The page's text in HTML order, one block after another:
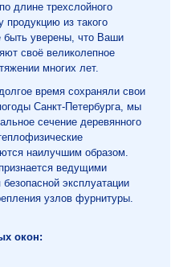
длине трехслойного
продукцию из такого
быть уверены, что Ваши
своё великолепное
многих лет.
время сохраняли свои
Санкт-Петербурга, мы
сечение деревянного
наилучшим образом.
ведущими
эксплуатации
узлов фурнитуры.
окон: